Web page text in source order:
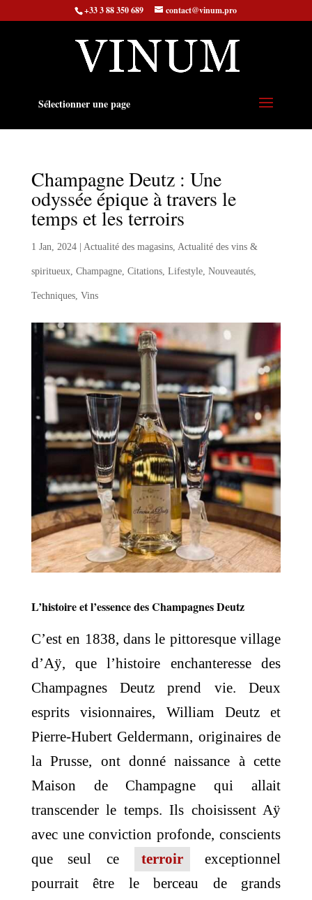
+33 3 88 350 689 contact@vinum.pro
Sélectionner une page
Champagne Deutz : Une
odyssée épique à travers le
temps et les terroirs
1 Jan, 2024| Actualité des magasins, Actualité des vins &
spiritueux, Champagne, Citations, Lifestyle, Nouveautés,
Techniques, Vins
L’histoire et l’essence des Champagnes Deutz
C’est en 1838, dans le pittoresque village
d’Aÿ, que l’histoire enchanteresse des
Champagnes Deutz prend vie. Deux
esprits visionnaires, William Deutz et
Pierre-Hubert Geldermann, originaires de
la Prusse, ont donné naissance à cette
Maison de Champagne qui allait
transcender le temps. Ils choisissent Aÿ
avec une conviction profonde, conscients
que seul ce
terroir
exceptionnel
pourrait être le berceau de grands